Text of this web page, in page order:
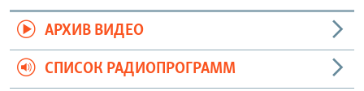
АРХИВ ВИДЕО
СПИСОК РАДИОПРОГРАММ